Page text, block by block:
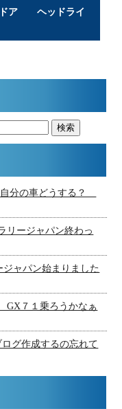
ドア ヘッドライ
分の車どうする？
ージャパン終わっ
ャパン始まりました
７１乗ろうかなぁ
グ作成するの忘れて